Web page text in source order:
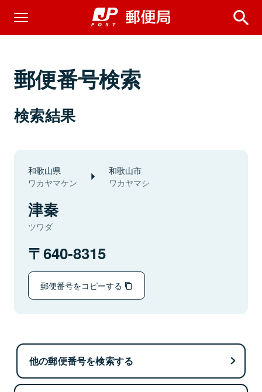
郵便番号検索
検索結果
和歌山県
ワカヤマケン
和歌山市
ワカヤマシ
津秦
ツワダ
640-8315
郵便番号をコピーする
他の郵便番号を検索する